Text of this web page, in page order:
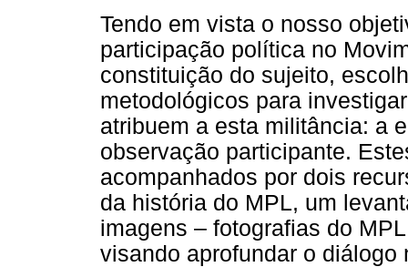
Tendo em vista o nosso
participação política no
constituição do sujeito,
metodológicos para
atribuem a esta militância: a
observação participante.
acompanhados por dois
da história do MPL, um
imagens – fotografias do
visando aprofundar o diálogo